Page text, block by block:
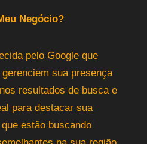
Negócio?
pelo Google que
sua presença
resultados de busca e
para destacar sua
estão buscando